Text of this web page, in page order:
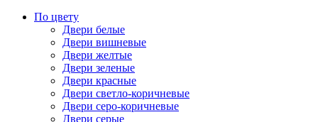
По цвету
Двери белые
Двери вишневые
Двери желтые
Двери зеленые
Двери красные
Двери светло-коричневые
Двери серо-коричневые
Двери серые